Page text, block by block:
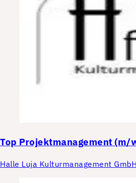
Top Projektmanagement (m/
Halle Luja Kulturmanagement GmbH